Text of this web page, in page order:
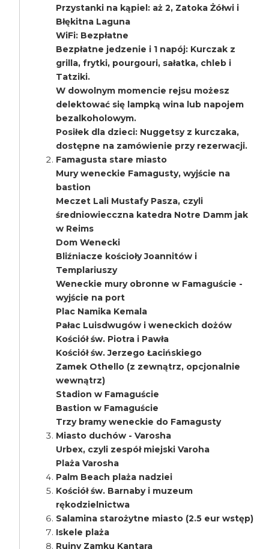
Przystanki na kąpiel: aż 2, Zatoka Żółwi i
Błękitna Laguna
WiFi: Bezpłatne
Bezpłatne jedzenie i 1 napój: Kurczak z
grilla, frytki, pourgouri, sałatka, chleb i
Tatziki.
W dowolnym momencie rejsu możesz
delektować się lampką wina lub napojem
bezalkoholowym.
Posiłek dla dzieci: Nuggetsy z kurczaka,
dostępne na zamówienie przy rezerwacji.
Famagusta stare miasto
Mury weneckie Famagusty, wyjście na
bastion
Meczet Lali Mustafy Pasza, czyli
średniowiecczna katedra Notre Damm jak
w Reims
Dom Wenecki
Bliźniacze kościoły Joannitów i
Templariuszy
Weneckie mury obronne w Famaguście -
wyjście na port
Plac Namika Kemala
Pałac Luisdwugów i weneckich dożów
Kościół św. Piotra i Pawła
Kościół św. Jerzego Łacińskiego
Zamek Othello (z zewnątrz, opcjonalnie
wewnątrz)
Stadion w Famaguście
Bastion w Famaguście
Trzy bramy weneckie do Famagusty
Miasto duchów - Varosha
Urbex, czyli zespół miejski Varoha
Plaża Varosha
Palm Beach plaża nadziei
Kościół św. Barnaby i muzeum
rękodzielnictwa
Salamina starożytne miasto (2.5 eur wstęp)
Iskele plaża
Ruiny Zamku Kantara